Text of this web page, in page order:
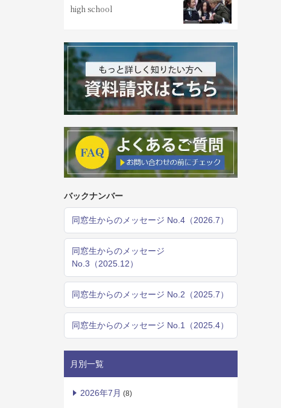
high school
バックナンバー
同窓生からのメッセージ No.4（2026.7）
同窓生からのメッセージ
No.3（2025.12）
同窓生からのメッセージ No.2（2025.7）
同窓生からのメッセージ No.1（2025.4）
月別一覧
2026年7月 (8)